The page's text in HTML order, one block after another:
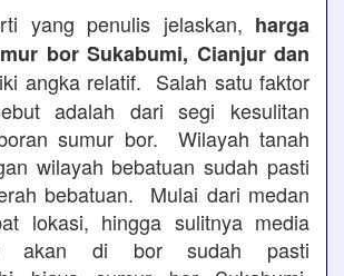
yang penulis jelaskan, harga
bor Sukabumi, Cianjur dan
angka relatif. Salah satu faktor
adalah dari segi kesulitan
sumur bor. Wilayah tanah
wilayah bebatuan sudah pasti
bebatuan. Mulai dari medan
lokasi, hingga sulitnya media
akan di bor sudah pasti